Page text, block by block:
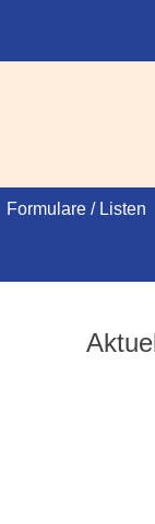
Formulare / Listen